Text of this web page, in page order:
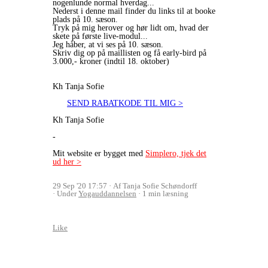
nogenlunde normal hverdag...
Nederst i denne mail finder du links til at booke
plads på 10. sæson.
Tryk på mig herover og hør lidt om, hvad der
skete på første live-modul...
Jeg håber, at vi ses på 10. sæson.
Skriv dig op på maillisten og få early-bird på
3.000,- kroner (indtil 18. oktober)
Kh Tanja Sofie
SEND RABATKODE TIL MIG >
Kh Tanja Sofie
-
Mit website er bygget med Simplero, tjek det
ud her >
29 Sep '20 17:57
Af Tanja Sofie Schøndorff
UnderYogauddannelsen 1 min læsning
Like